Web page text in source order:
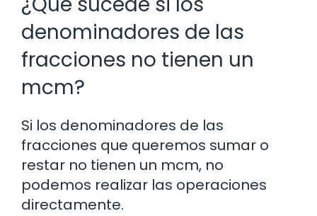
denominadores de las
fracciones no tienen un
mcm?
Si los denominadores de las
fracciones que queremos sumar o
restar no tienen un mcm, no
podemos realizar las operaciones
directamente.